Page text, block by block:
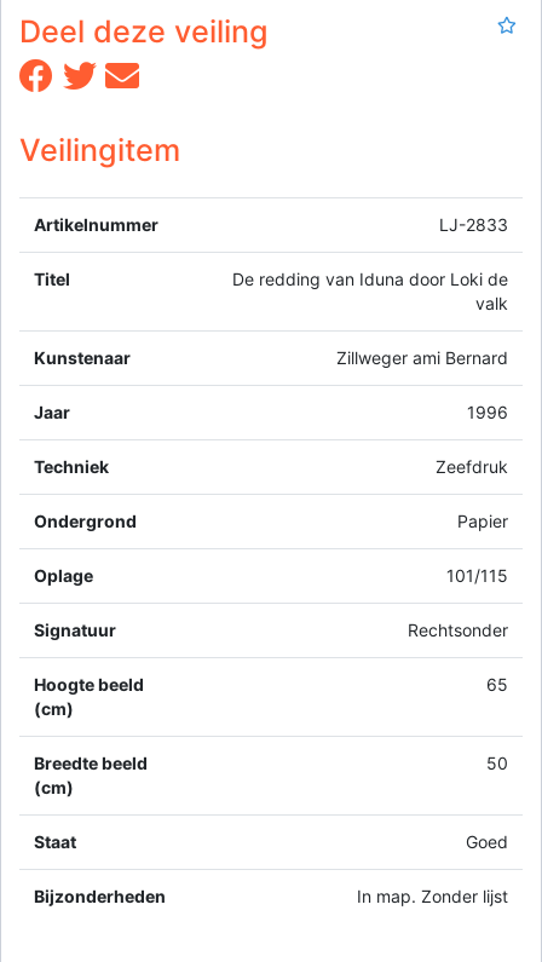
Deel deze veiling
Veilingitem
Artikelnummer LJ-2833
Titel
De redding van Iduna door Loki de
valk
Kunstenaar Zillweger ami Bernard
Jaar 1996
Techniek Zeefdruk
Ondergrond Papier
Oplage 101/115
Signatuur Rechtsonder
Hoogte beeld
(cm)
65
Breedte beeld
(cm)
50
Staat Goed
Bijzonderheden In map. Zonder lijst